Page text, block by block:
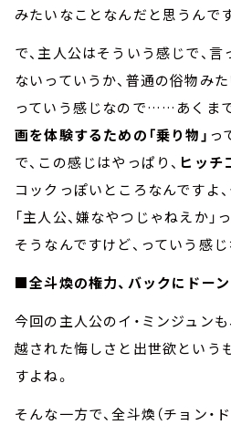
みたいなことなんだと思うんで
で、主人公はそういう感じで、
ないっていうか、普通の俗物み
っていう感じなので……あくま
画を体験するための「乗り物」 っ
で、この感じはやっぱり、 ヒッチ
コックっぽいところなんですよ
「主人公、嫌なやつじゃねえか」
そうなんですけど、っていう感じ
■全斗煥の権力、バックにドーン
今回の主人公のイ・ミンジュンも
越された悔しさと出世欲という
すよね。
そんな一方で、全斗煥（チョン・